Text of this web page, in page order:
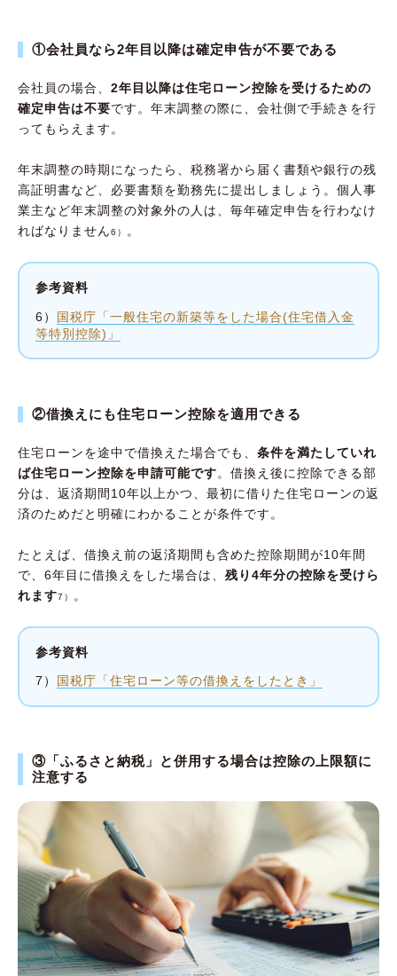
①会社員なら2年目以降は確定申告が不要である
会社員の場合、 2年目以降は住宅ローン控除を受けるための
確定申告は不要です。年末調整の際に、会社側で手続きを行
ってもらえます。
年末調整の時期になったら、税務署から届く書類や銀行の残
高証明書など、必要書類を勤務先に提出しましょう。個人事
業主など年末調整の対象外の人は、毎年確定申告を行わなけ
ればなりません6） 。
参考資料
6）
国税庁「一般住宅の新築等をした場合(住宅借入金
等特別控除)」
②借換えにも住宅ローン控除を適用できる
住宅ローンを途中で借換えた場合でも、 条件を満たしていれ
ば住宅ローン控除を申請可能です。借換え後に控除できる部
分は、返済期間10年以上かつ、最初に借りた住宅ローンの返
済のためだと明確にわかることが条件です。
たとえば、借換え前の返済期間も含めた控除期間が10年間
で、6年目に借換えをした場合は、 残り4年分の控除を受けら
れます7） 。
参考資料
7） 国税庁「住宅ローン等の借換えをしたとき」
③「ふるさと納税」と併用する場合は控除の上限額に
注意する